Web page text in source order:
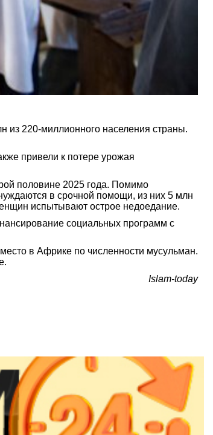
из 220-миллионного населения страны.
привели к потере урожая
половине 2025 года. Помимо
в срочной помощи, из них 5 млн
испытывают острое недоедание.
социальных программ с
в Африке по численности мусульман.
Islam-today